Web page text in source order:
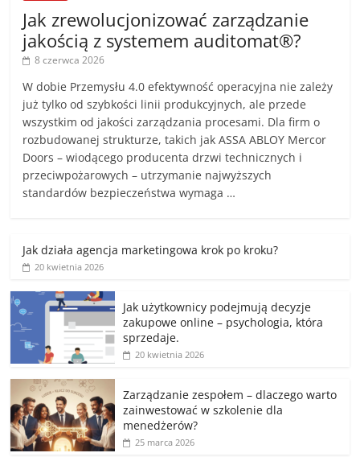
Jak zrewolucjonizować zarządzanie
jakością z systemem auditomat®?
8 czerwca 2026
W dobie Przemysłu 4.0 efektywność operacyjna nie zależy
już tylko od szybkości linii produkcyjnych, ale przede
wszystkim od jakości zarządzania procesami. Dla firm o
rozbudowanej strukturze, takich jak ASSA ABLOY Mercor
Doors – wiodącego producenta drzwi technicznych i
przeciwpożarowych – utrzymanie najwyższych
standardów bezpieczeństwa wymaga …
Jak działa agencja marketingowa krok po kroku?
20 kwietnia 2026
Jak użytkownicy podejmują decyzje
zakupowe online – psychologia, która
sprzedaje.
20 kwietnia 2026
Zarządzanie zespołem – dlaczego warto
zainwestować w szkolenie dla
menedżerów?
25 marca 2026